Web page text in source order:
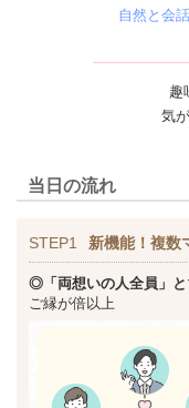
自然と会
趣
気
当日の流れ
STEP1 新機能！複数
◎「両想いの人全員」と
ご縁が倍以上